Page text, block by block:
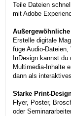
Teile Dateien
mit Adobe
Erstelle digitale
füge Audio-
InDesign kannst du
Multimedia-Inhalte
dann als
Starke Print-
Flyer, Poster,
oder